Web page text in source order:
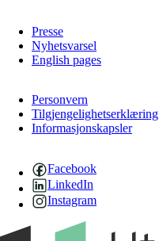
Presse
Nyhetsvarsel
English pages
Personvern
Tilgjengelighetserklæring
Informasjonskapsler
Facebook
LinkedIn
Instagram